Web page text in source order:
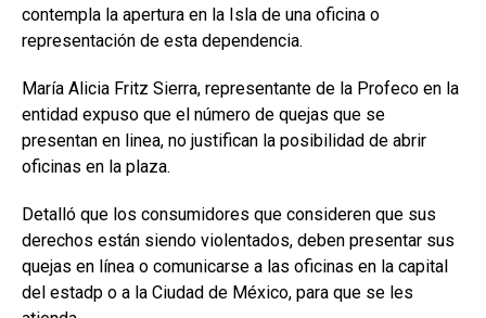
contempla la apertura en la Isla de una oficina o
representación de esta dependencia.
María Alicia Fritz Sierra, representante de la Profeco en la
entidad expuso que el número de quejas que se
presentan en linea, no justifican la posibilidad de abrir
oficinas en la plaza.
Detalló que los consumidores que consideren que sus
derechos están siendo violentados, deben presentar sus
quejas en línea o comunicarse a las oficinas en la capital
del estadp o a la Ciudad de México, para que se les